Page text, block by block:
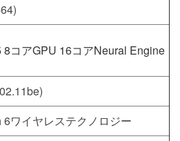
8コアGPU 16コアNeural Engine
6ワイヤレステクノロジー